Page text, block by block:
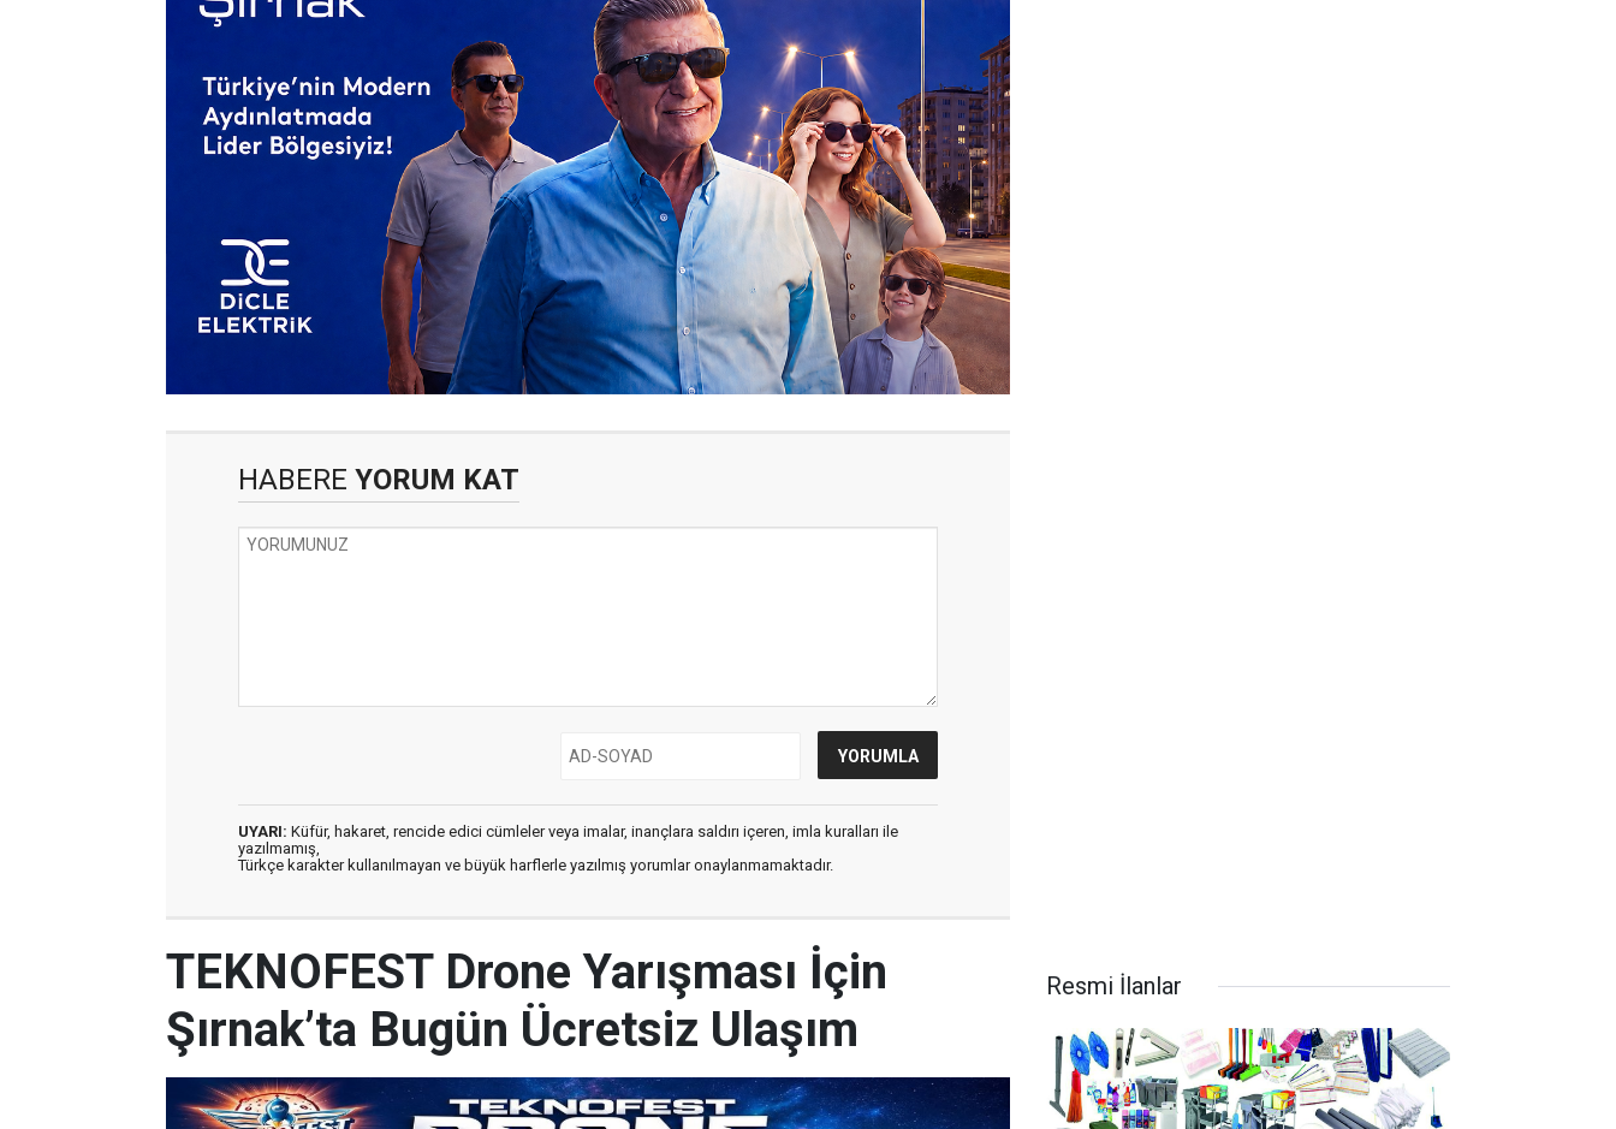
HABERE YORUM KAT
UYARI: Küfür, hakaret, rencide edici cümleler veya imalar, inançlara saldırı içeren, imla kuralları ile
yazılmamış,
Türkçe karakter kullanılmayan ve büyük harflerle yazılmış yorumlar onaylanmamaktadır.
TEKNOFEST Drone Yarışması İçin
Şırnak’ta Bugün Ücretsiz Ulaşım
Resmi İlanlar